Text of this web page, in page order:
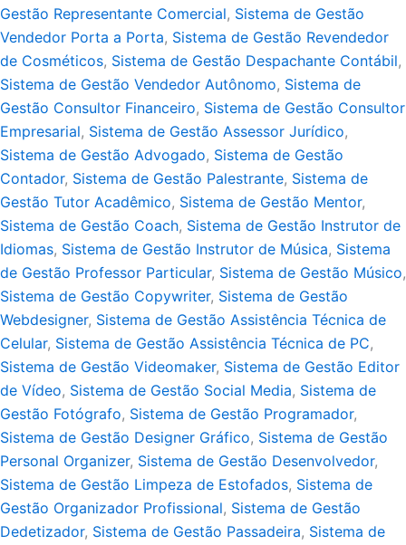
Gestão Representante Comercial, Sistema de Gestão
Vendedor Porta a Porta, Sistema de Gestão Revendedor
de Cosméticos, Sistema de Gestão Despachante Contábil,
Sistema de Gestão Vendedor Autônomo, Sistema de
Gestão Consultor Financeiro, Sistema de Gestão Consultor
Empresarial, Sistema de Gestão Assessor Jurídico,
Sistema de Gestão Advogado, Sistema de Gestão
Contador, Sistema de Gestão Palestrante, Sistema de
Gestão Tutor Acadêmico, Sistema de Gestão Mentor,
Sistema de Gestão Coach, Sistema de Gestão Instrutor de
Idiomas, Sistema de Gestão Instrutor de Música, Sistema
de Gestão Professor Particular, Sistema de Gestão Músico,
Sistema de Gestão Copywriter, Sistema de Gestão
Webdesigner, Sistema de Gestão Assistência Técnica de
Celular, Sistema de Gestão Assistência Técnica de PC,
Sistema de Gestão Videomaker, Sistema de Gestão Editor
de Vídeo, Sistema de Gestão Social Media, Sistema de
Gestão Fotógrafo, Sistema de Gestão Programador,
Sistema de Gestão Designer Gráfico, Sistema de Gestão
Personal Organizer, Sistema de Gestão Desenvolvedor,
Sistema de Gestão Limpeza de Estofados, Sistema de
Gestão Organizador Profissional, Sistema de Gestão
Dedetizador, Sistema de Gestão Passadeira, Sistema de